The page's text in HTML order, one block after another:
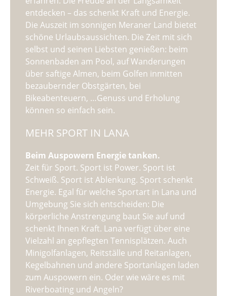
entdecken – das schenkt Kraft und Energie.
Die Auszeit im sonnigen Meraner Land bietet
schöne Urlaubsaussichten. Die Zeit mit sich
selbst und seinen Liebsten genießen: beim
Sonnenbaden am Pool, auf Wanderungen
über saftige Almen, beim Golfen inmitten
bezaubernder Obstgärten, bei
Bikeabenteuern, …Genuss und Erholung
können so einfach sein.
MEHR SPORT IN LANA
Beim Auspowern Energie tanken.
Zeit für Sport. Sport ist Power. Sport ist
Schweiß. Sport ist Ablenkung. Sport schenkt
Energie. Egal für welche Sportart in Lana und
Umgebung Sie sich entscheiden: Die
körperliche Anstrengung baut Sie auf und
schenkt Ihnen Kraft. Lana verfügt über eine
Vielzahl an gepflegten Tennisplätzen. Auch
Minigolfanlagen, Reitställe und Reitanlagen,
Kegelbahnen und andere Sportanlagen laden
zum Auspowern ein. Oder wie wäre es mit
Riverboating und Angeln?